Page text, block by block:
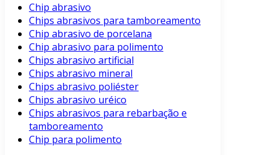
Chip abrasivo
Chips abrasivos para tamboreamento
Chip abrasivo de porcelana
Chip abrasivo para polimento
Chips abrasivo artificial
Chips abrasivo mineral
Chips abrasivo poliéster
Chips abrasivo uréico
Chips abrasivos para rebarbação e
tamboreamento
Chip para polimento